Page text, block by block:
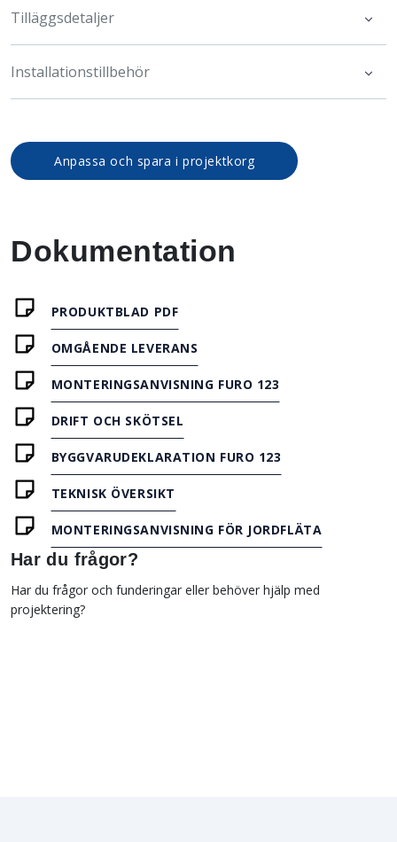
Tilläggsdetaljer
Installationstillbehör
Anpassa och spara i projektkorg
Dokumentation
PRODUKTBLAD PDF
OMGÅENDE LEVERANS
MONTERINGSANVISNING FURO 123
DRIFT OCH SKÖTSEL
BYGGVARUDEKLARATION FURO 123
TEKNISK ÖVERSIKT
MONTERINGSANVISNING FÖR JORDFLÄTA
Har du frågor?
Har du frågor och funderingar eller behöver hjälp med
projektering?